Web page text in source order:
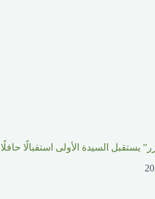
يستقبل السيدة الأولى استقبالًا حافلًا